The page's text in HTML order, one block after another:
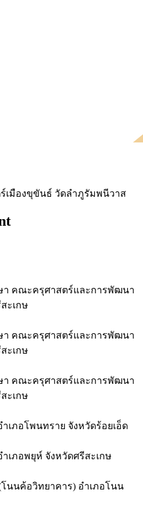
เมืองขุขันธ์ วัดลำภูรัมพนีวาส
า คณะครุศาสตร์และการพัฒนา
ะเกษ
า คณะครุศาสตร์และการพัฒนา
ะเกษ
า คณะครุศาสตร์และการพัฒนา
ะเกษ
เภอโพนทราย จังหวัดร้อยเอ็ด
เภอพยุห์ จังหวัดศรีสะเกษ
นนค้อวิทยาคาร) อำเภอโนน